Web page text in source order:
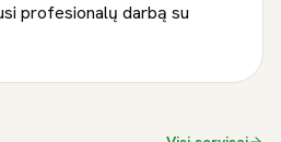
profesionalų darbą su